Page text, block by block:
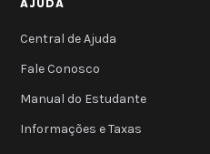
AJUDA
Central de Ajuda
Fale Conosco
Manual do Estudante
Informações e Taxas